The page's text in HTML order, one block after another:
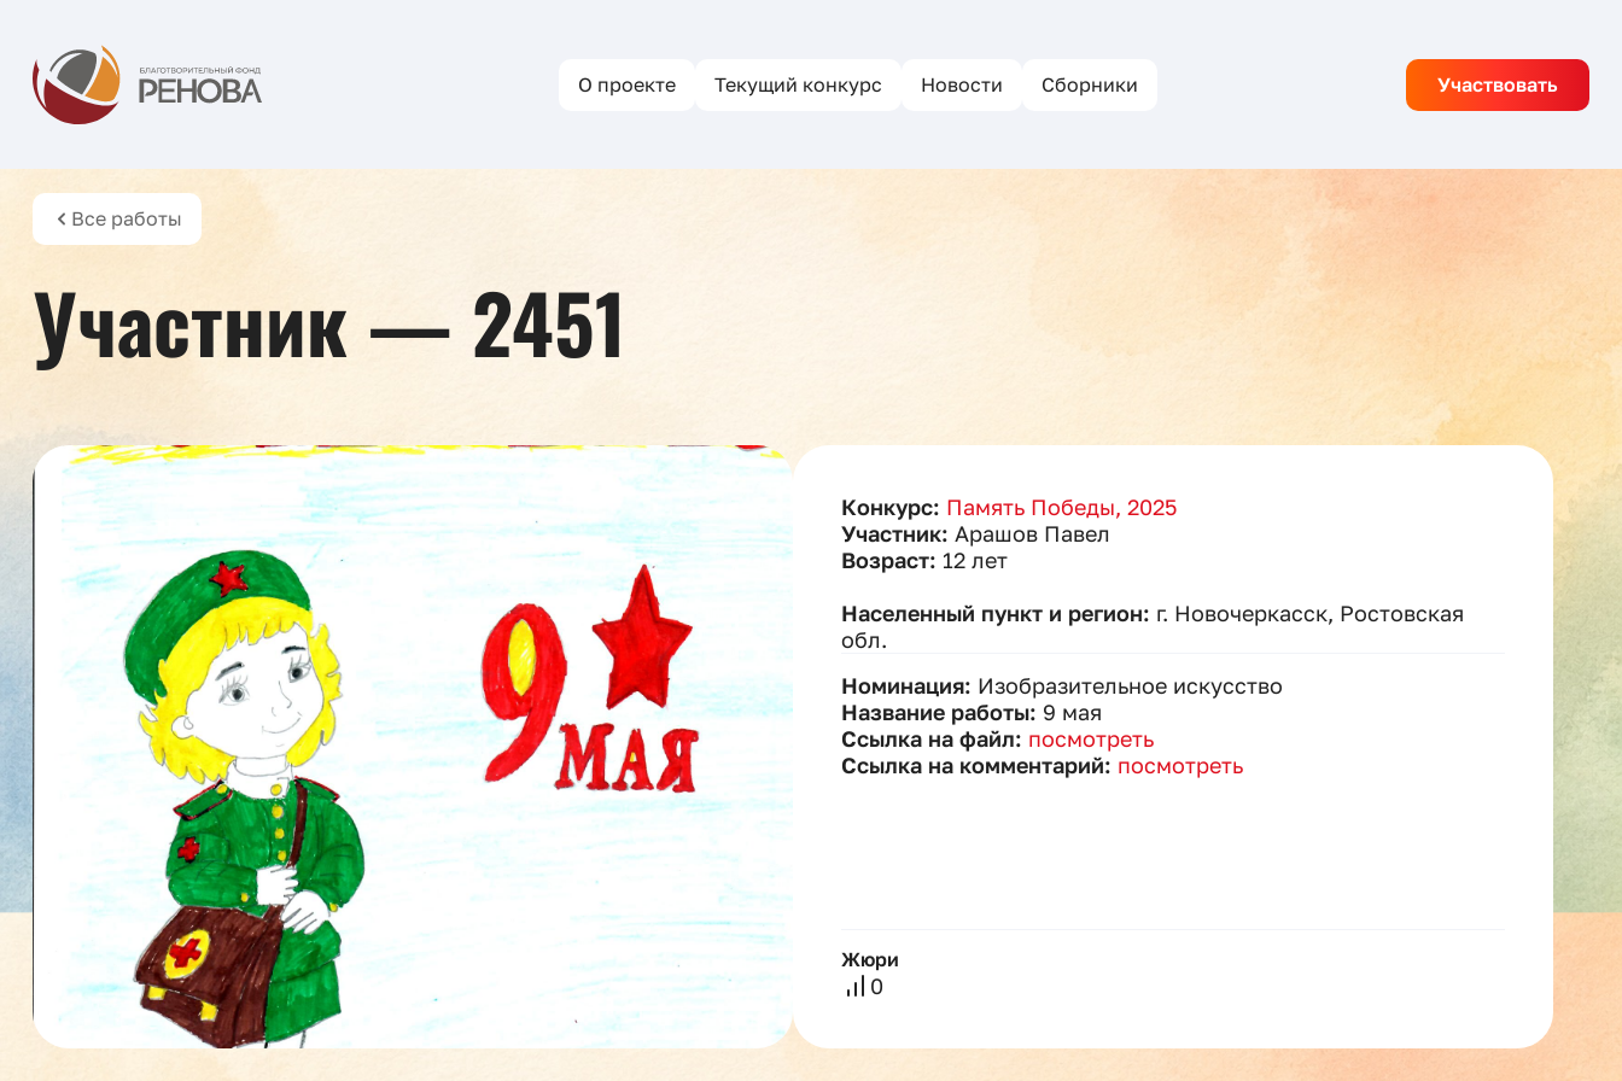
О проекте Текущий конкурс Новости Сборники Участвовать
Все работы
Участник — 2451
Конкурс: Память Победы, 2025
Участник: Арашов Павел
Возраст: 12 лет
Населенный пункт и регион: г. Новочеркасск, Ростовская
обл.
Номинация: Изобразительное искусство
Название работы: 9 мая
Ссылка на файл: посмотреть
Ссылка на комментарий: посмотреть
Жюри
0